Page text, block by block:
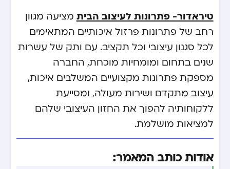
טיראדור- פתרונות לעיצוב הבית מציעה מגוון
רחב של פתרונות פרזול איכותיים המתאימים
לכל סגנון עיצובי וכל תקציב. עם ותק של עשרות
שנים בתחום ומומחיות מוכחת, החברה
מספקת פתרונות מקצועיים המשלבים איכות,
עיצוב מתקדם ושירות מעולה, ומסייעת
ללקוחותיה להפוך את החזון העיצובי שלהם
למציאות מושלמת.
אודות כותב המאמר: